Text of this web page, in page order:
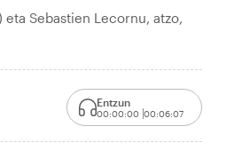
Sebastien Lecornu, atzo,
Entzun
00:00:00 00:06:07